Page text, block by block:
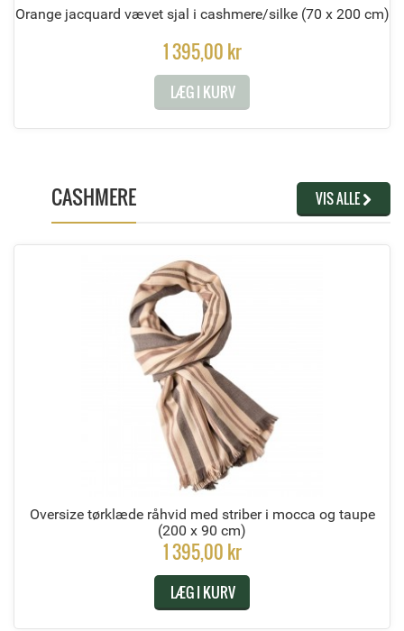
Orange jacquard vævet sjal i cashmere/silke (70 x 200 cm)
1 395,00 kr
LÆG I KURV
CASHMERE VIS ALLE
Oversize tørklæde råhvid med striber i mocca og taupe
(200 x 90 cm)
1 395,00 kr
LÆG I KURV